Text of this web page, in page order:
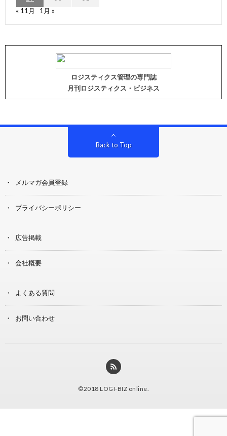
« 11月
1月 »
ロジスティクス管理の専門誌
月刊ロジスティクス・ビジネス
Back to Top
メルマガ会員登録
プライバシーポリシー
広告掲載
会社概要
よくある質問
お問い合わせ
©2018 LOGI-BIZ online.